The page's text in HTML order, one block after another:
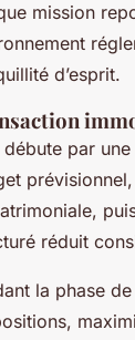
mission
d’esprit.
débute par
réduit
la phase